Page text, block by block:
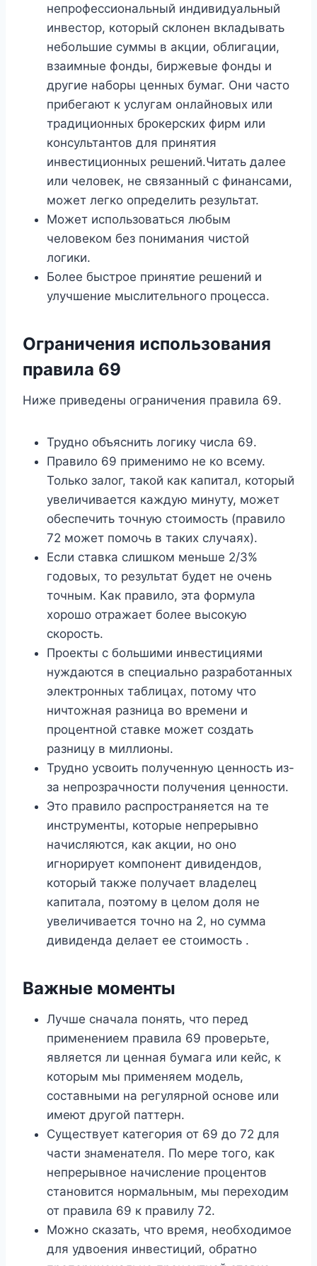
непрофессиональный индивидуальный
инвестор, который склонен вкладывать
небольшие суммы в акции, облигации,
взаимные фонды, биржевые фонды и
другие наборы ценных бумаг. Они часто
прибегают к услугам онлайновых или
традиционных брокерских фирм или
консультантов для принятия
инвестиционных решений.Читать далее
или человек, не связанный с финансами,
может легко определить результат.
Может использоваться любым
человеком без понимания чистой
логики.
Более быстрое принятие решений и
улучшение мыслительного процесса.
Ограничения использования
правила 69
Ниже приведены ограничения правила 69.
Трудно объяснить логику числа 69.
Правило 69 применимо не ко всему.
Только залог, такой как капитал, который
увеличивается каждую минуту, может
обеспечить точную стоимость (правило
72 может помочь в таких случаях).
Если ставка слишком меньше 2/3%
годовых, то результат будет не очень
точным. Как правило, эта формула
хорошо отражает более высокую
скорость.
Проекты с большими инвестициями
нуждаются в специально разработанных
электронных таблицах, потому что
ничтожная разница во времени и
процентной ставке может создать
разницу в миллионы.
Трудно усвоить полученную ценность из-
за непрозрачности получения ценности.
Это правило распространяется на те
инструменты, которые непрерывно
начисляются, как акции, но оно
игнорирует компонент дивидендов,
который также получает владелец
капитала, поэтому в целом доля не
увеличивается точно на 2, но сумма
дивиденда делает ее стоимость .
Важные моменты
Лучше сначала понять, что перед
применением правила 69 проверьте,
является ли ценная бумага или кейс, к
которым мы применяем модель,
составными на регулярной основе или
имеют другой паттерн.
Существует категория от 69 до 72 для
части знаменателя. По мере того, как
непрерывное начисление процентов
становится нормальным, мы переходим
от правила 69 к правилу 72.
Можно сказать, что время, необходимое
для удвоения инвестиций, обратно